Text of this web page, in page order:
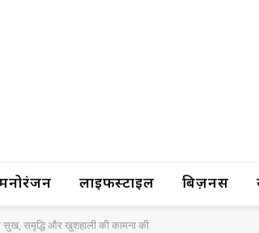
लाइफस्टाइल बिज़नस
सुख, समृद्धि और खुशहाली की कामना की